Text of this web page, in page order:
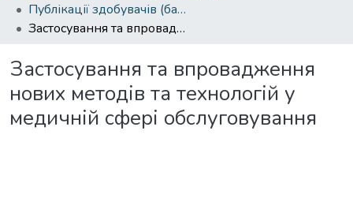
Публікації здобувачів (бакалаврів. магістрів, аспірантів)
Застосування та впровадження нових методів та технологій у медичній сфері обслуговування
Застосування та впровадження
нових методів та технологій у
медичній сфері обслуговування